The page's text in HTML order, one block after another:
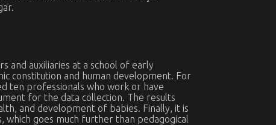
and auxiliaries at a school of early
constitution and human development. For
ten professionals who work or have
for the data collection. The results
and development of babies. Finally, it is
which goes much further than pedagogical